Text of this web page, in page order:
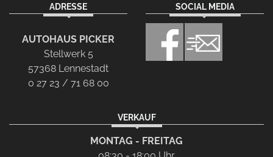
ADRESSE
AUTOHAUS PICKER
Stellwerk 5
57368 Lennestadt
0 27 23 / 71 68 00
SOCIAL MEDIA
VERKAUF
MONTAG - FREITAG